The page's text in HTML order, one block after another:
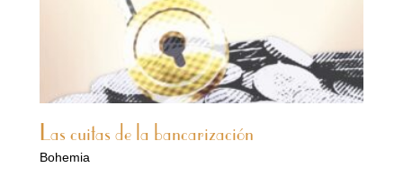
Las cuitas de la bancarización
Bohemia